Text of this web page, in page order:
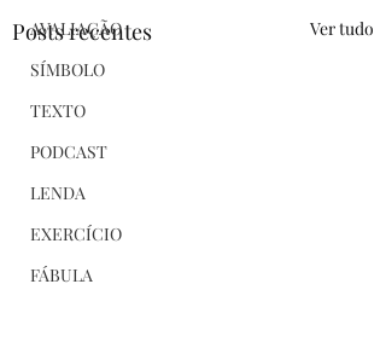
AVALIAÇÃO
SÍMBOLO
TEXTO
PODCAST
LENDA
EXERCÍCIO
FÁBULA
Posts recentes Ver tudo